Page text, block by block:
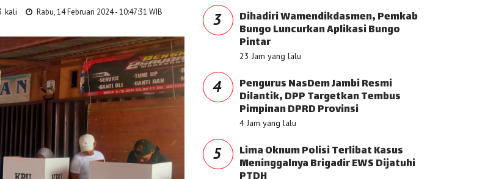
kali Rabu, 14 Februari 2024 - 10:47:31 WIB 3 Dihadiri Wamendikdasmen, Pemkab
Bungo Luncurkan Aplikasi Bungo
Pintar
23 Jam yang lalu
4 Pengurus NasDem Jambi Resmi
Dilantik, DPP Targetkan Tembus
Pimpinan DPRD Provinsi
4 Jam yang lalu
5 Lima Oknum Polisi Terlibat Kasus
Meninggalnya Brigadir EWS Dijatuhi